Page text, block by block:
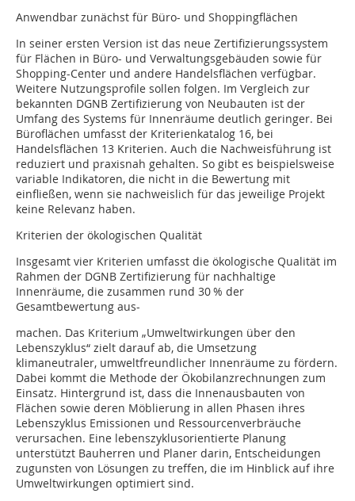
Anwendbar zunächst für Büro- und Shoppingflächen
In seiner ersten Version ist das neue Zertifizierungssystem
für Flächen in Büro- und Verwaltungsgebäuden sowie für
Shopping-Center und andere Handelsflächen verfügbar.
Weitere Nutzungsprofile sollen folgen. Im Vergleich zur
bekannten DGNB Zertifizierung von Neubauten ist der
Umfang des Systems für Innenräume deutlich geringer. Bei
Büroflächen umfasst der Kriterienkatalog 16, bei
Handelsflächen 13 Kriterien. Auch die Nachweisführung ist
reduziert und praxisnah gehalten. So gibt es beispielsweise
variable Indikatoren, die nicht in die Bewertung mit
einfließen, wenn sie nachweislich für das jeweilige Projekt
keine Relevanz haben.
Kriterien der ökologischen Qualität
Insgesamt vier Kriterien umfasst die ökologische Qualität im
Rahmen der DGNB Zertifizierung für nachhaltige
Innenräume, die zusammen rund 30 % der
Gesamtbewertung aus-
machen. Das Kriterium „Umweltwirkun­gen über den
Lebenszyklus“ zielt darauf ab, die Umsetzung
klimaneutraler, umweltfreundlicher Innenräume zu fördern.
Dabei kommt die Methode der Ökobilanzrechnungen zum
Einsatz. Hintergrund ist, dass die Innenausbauten von
Flächen sowie deren Möblierung in allen Phasen ihres
Lebenszyklus Emissionen und Ressourcenverbräuche
verursachen. Eine lebenszyklusorientierte Planung
unterstützt Bauherren und Planer darin, Entscheidungen
zugunsten von Lösungen zu treffen, die im Hinblick auf ihre
Umweltwirkungen optimiert sind.